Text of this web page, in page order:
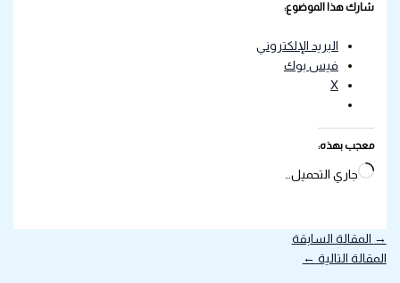
شارك هذا الموضوع:
البريد الإلكتروني
فيس بوك
X
معجب بهذه:
جاري التحميل…
→ المقالة السابقة
المقالة التالية ←